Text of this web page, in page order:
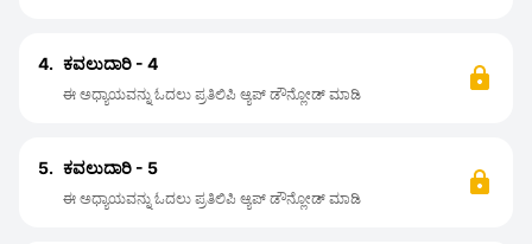
4. ಕವಲುದಾರಿ - 4
ಈ ಅಧ್ಯಾಯವನ್ನು ಓದಲು ಪ್ರತಿಲಿಪಿ ಆ್ಯಪ್ ಡೌನ್ಲೋಡ್ ಮಾಡಿ
5. ಕವಲುದಾರಿ - 5
ಈ ಅಧ್ಯಾಯವನ್ನು ಓದಲು ಪ್ರತಿಲಿಪಿ ಆ್ಯಪ್ ಡೌನ್ಲೋಡ್ ಮಾಡಿ